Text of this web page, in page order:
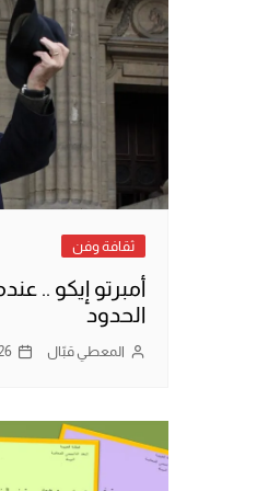
ثقافة وفن
أمبرتو إيكو ..
الحدود
المعطي قبّال